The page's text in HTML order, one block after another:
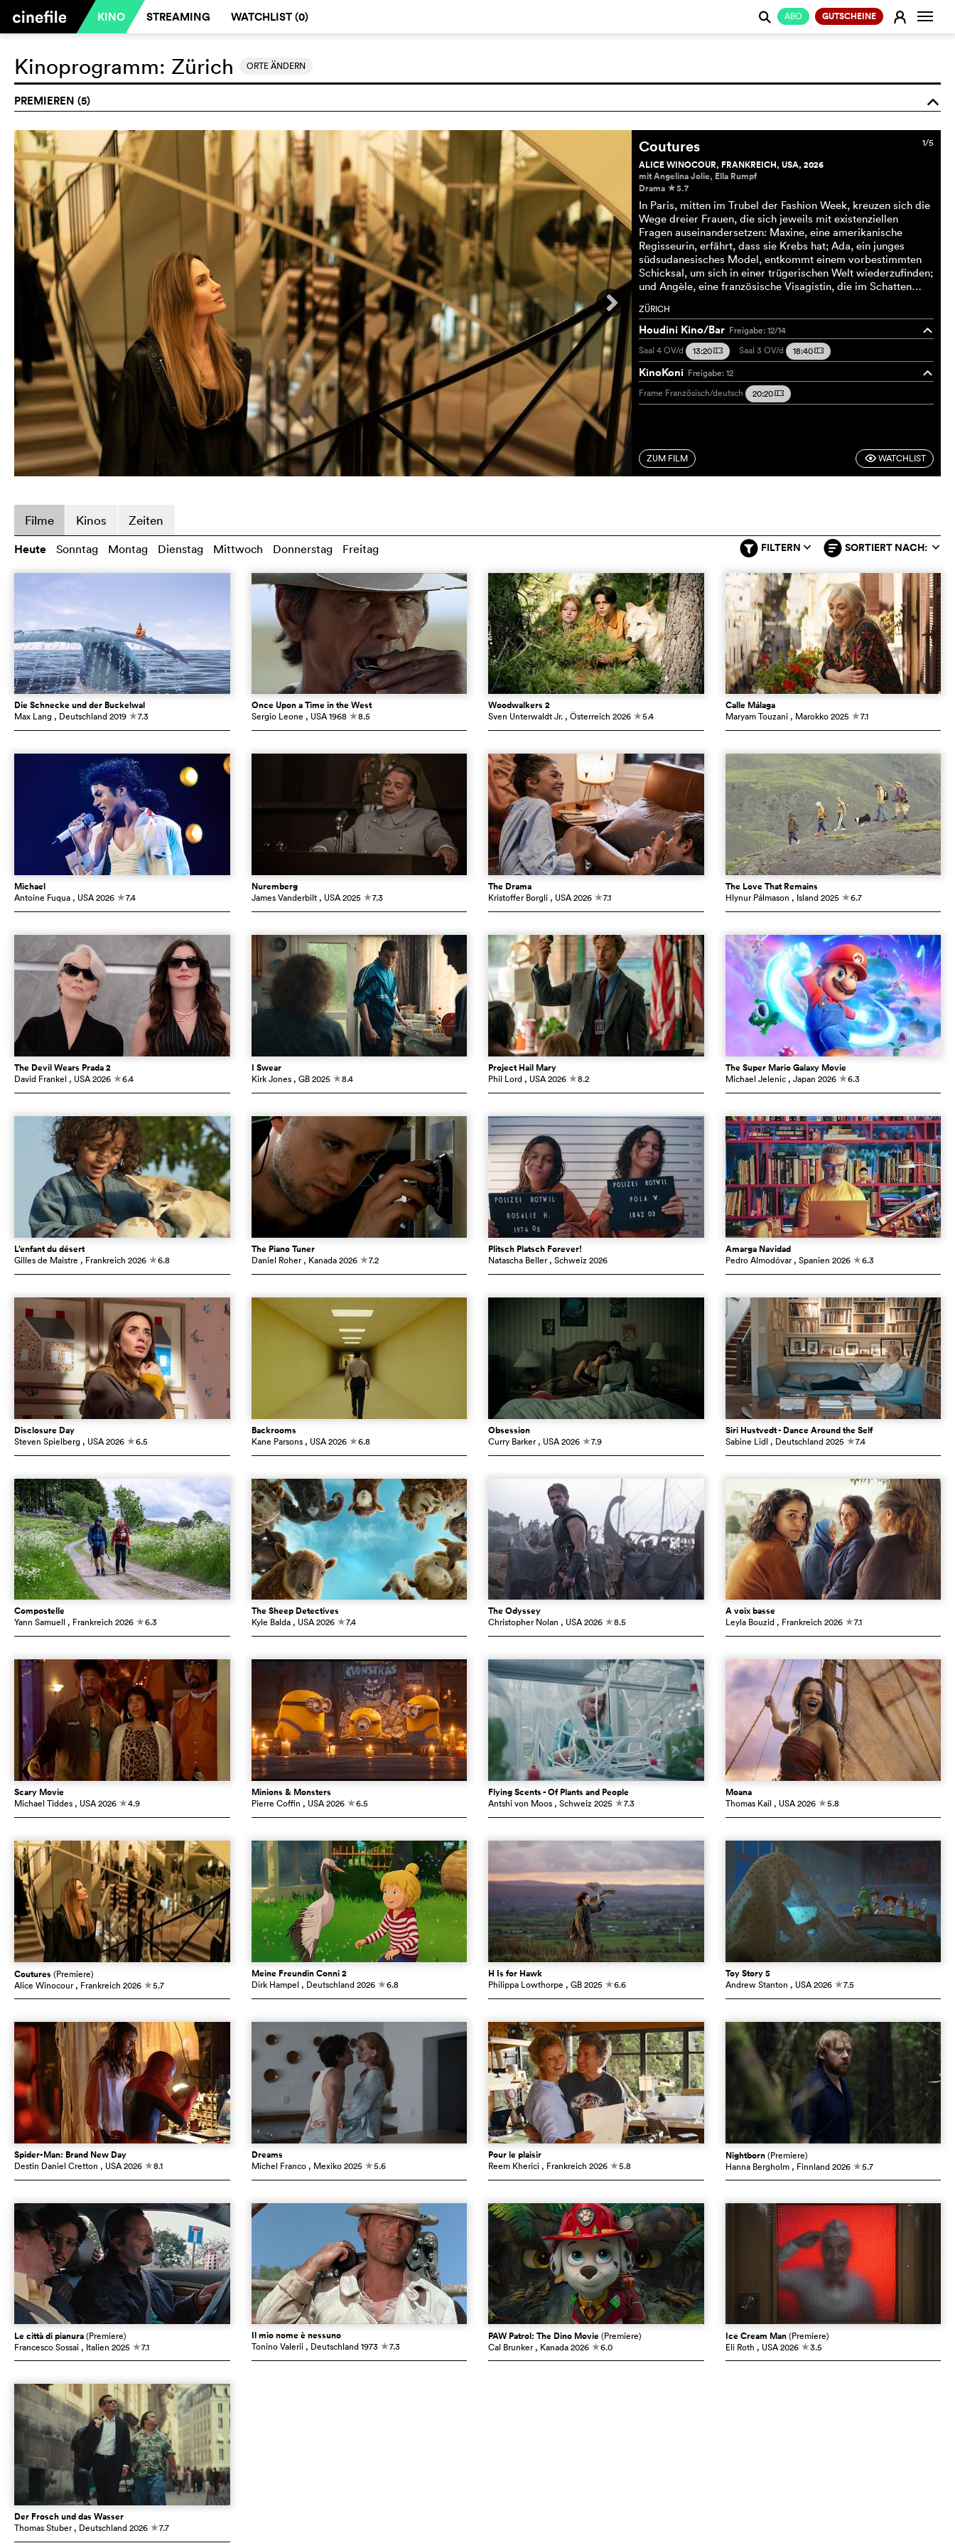
KINO STREAMING WATCHLIST (0) ABO GUTSCHEINE E
j
Kinoprogramm: Zürich ORTE ÄNDERN
PREMIEREN (5) o
1/5
Coutures
ALICE WINOCOUR, FRANKREICH, USA, 2026
mit Angelina Jolie, Ella Rumpf
Drama c5.7
In Paris, mitten im Trubel der Fashion Week, kreuzen sich die
Wege dreier Frauen, die sich jeweils mit existenziellen
Fragen auseinandersetzen: Maxine, eine amerikanische
Regisseurin, erfährt, dass sie Krebs hat; Ada, ein junges
südsudanesisches Model, entkommt einem vorbestimmten
Schicksal, um sich in einer trügerischen Welt wiederzufinden;
und Angèle, eine französische Visagistin, die im Schatten…
ZÜRICH
Houdini Kino/Bar Freigabe: 12/14
o
Saal 4OV/d 13:20m Saal 3OV/d 18:40m
KinoKoni Freigabe: 12
o
Frame Französisch/deutsch 20:20m
ZUM FILM FWATCHLIST
Filme Kinos Zeiten
FILTERN q SORTIERT NACH: q
Heute Sonntag Montag Dienstag Mittwoch Donnerstag Freitag
Die Schnecke und der Buckelwal
Max Lang , Deutschland2019 c7.3
Once Upon a Time in the West
Sergio Leone , USA 1968 c8.5
Woodwalkers 2
Sven Unterwaldt Jr. , Österreich 2026 c5.4
Calle Málaga
Maryam Touzani , Marokko 2025 c7.1
Michael
Antoine Fuqua , USA2026 c7.4
Nuremberg
James Vanderbilt , USA 2025 c7.3
The Drama
Kristoffer Borgli , USA2026 c7.1
The Love That Remains
Hlynur Pálmason , Island 2025 c6.7
The Devil Wears Prada 2
David Frankel , USA2026 c6.4
I Swear
Kirk Jones , GB 2025 c8.4
Project Hail Mary
Phil Lord , USA2026 c8.2
The Super Mario Galaxy Movie
Michael Jelenic , Japan 2026 c6.3
L’enfant du désert
Gilles de Maistre , Frankreich 2026 c6.8
The Piano Tuner
Daniel Roher , Kanada 2026 c7.2
Plitsch Platsch Forever!
Natascha Beller , Schweiz2026
Amarga Navidad
Pedro Almodóvar , Spanien 2026 c6.3
Disclosure Day
Steven Spielberg , USA2026 c6.5
Backrooms
Kane Parsons , USA 2026 c6.8
Obsession
Curry Barker , USA2026 c7.9
Siri Hustvedt - Dance Around the Self
Sabine Lidl , Deutschland 2025 c7.4
Compostelle
Yann Samuell , Frankreich 2026 c6.3
The Sheep Detectives
Kyle Balda , USA 2026 c7.4
The Odyssey
Christopher Nolan , USA2026 c8.5
À voix basse
Leyla Bouzid , Frankreich 2026 c7.1
Scary Movie
Michael Tiddes , USA2026 c4.9
Minions & Monsters
Pierre Coffin , USA 2026 c6.5
Flying Scents - Of Plants and People
Antshi von Moos , Schweiz2025 c7.3
Moana
Thomas Kail , USA 2026 c5.8
Coutures (Premiere)
Alice Winocour , Frankreich 2026 c5.7
Meine Freundin Conni 2
Dirk Hampel , Deutschland 2026 c6.8
H Is for Hawk
Philippa Lowthorpe , GB2025 c6.6
Toy Story 5
Andrew Stanton , USA 2026 c7.5
Spider-Man: Brand New Day
Destin Daniel Cretton , USA2026 c8.1
Dreams
Michel Franco , Mexiko 2025 c5.6
Pour le plaisir
Reem Kherici , Frankreich 2026 c5.8
Nightborn(Premiere)
Hanna Bergholm , Finnland 2026 c5.7
Le città di pianura(Premiere)
Francesco Sossai , Italien 2025 c7.1
Il mio nome è nessuno
Tonino Valerii , Deutschland 1973 c7.3
PAW Patrol: The Dino Movie(Premiere)
Cal Brunker , Kanada2026 c6.0
Ice Cream Man(Premiere)
Eli Roth , USA 2026 c3.5
Der Frosch und das Wasser
Thomas Stuber , Deutschland2026 c7.7